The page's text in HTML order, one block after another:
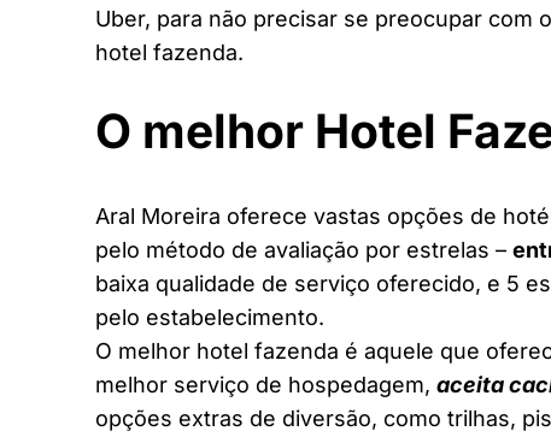
Uber, para não precisar se preocupar com
hotel fazenda.
O melhor Hotel
Aral Moreira oferece vastas opções de
pelo método de avaliação por estrelas –
baixa qualidade de serviço oferecido, e 5
pelo estabelecimento.
O melhor hotel fazenda é aquele que
melhor serviço de hospedagem, aceita
opções extras de diversão, como trilhas,